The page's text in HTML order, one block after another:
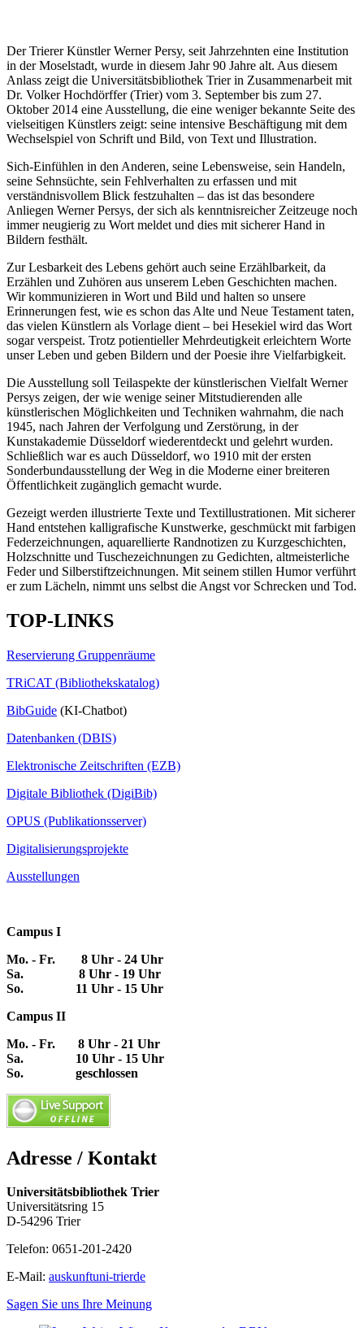
Der Trierer Künstler Werner Persy, seit Jahrzehnten eine Institution
in der Moselstadt, wurde in diesem Jahr 90 Jahre alt. Aus diesem
Anlass zeigt die Universitätsbibliothek Trier in Zusammenarbeit mit
Dr. Volker Hochdörffer (Trier) vom 3. September bis zum 27.
Oktober 2014 eine Ausstellung, die eine weniger bekannte Seite des
vielseitigen Künstlers zeigt: seine intensive Beschäftigung mit dem
Wechselspiel von Schrift und Bild, von Text und Illustration.
Sich-Einfühlen in den Anderen, seine Lebensweise, sein Handeln,
seine Sehnsüchte, sein Fehlverhalten zu erfassen und mit
verständnisvollem Blick festzuhalten – das ist das besondere
Anliegen Werner Persys, der sich als kenntnisreicher Zeitzeuge noch
immer neugierig zu Wort meldet und dies mit sicherer Hand in
Bildern festhält.
Zur Lesbarkeit des Lebens gehört auch seine Erzählbarkeit, da
Erzählen und Zuhören aus unserem Leben Geschichten machen.
Wir kommunizieren in Wort und Bild und halten so unsere
Erinnerungen fest, wie es schon das Alte und Neue Testament taten,
das vielen Künstlern als Vorlage dient – bei Hesekiel wird das Wort
sogar verspeist. Trotz potientieller Mehrdeutigkeit erleichtern Worte
unser Leben und geben Bildern und der Poesie ihre Vielfarbigkeit.
Die Ausstellung soll Teilaspekte der künstlerischen Vielfalt Werner
Persys zeigen, der wie wenige seiner Mitstudierenden alle
künstlerischen Möglichkeiten und Techniken wahrnahm, die nach
1945, nach Jahren der Verfolgung und Zerstörung, in der
Kunstakademie Düsseldorf wiederentdeckt und gelehrt wurden.
Schließlich war es auch Düsseldorf, wo 1910 mit der ersten
Sonderbundausstellung der Weg in die Moderne einer breiteren
Öffentlichkeit zugänglich gemacht wurde.
Gezeigt werden illustrierte Texte und Textillustrationen. Mit sicherer
Hand entstehen kalligrafische Kunstwerke, geschmückt mit farbigen
Federzeichnungen, aquarellierte Randnotizen zu Kurzgeschichten,
Holzschnitte und Tuschezeichnungen zu Gedichten, altmeisterliche
Feder und Silberstiftzeichnungen. Mit seinem stillen Humor verführt
er zum Lächeln, nimmt uns selbst die Angst vor Schrecken und Tod.
TOP-LINKS
Reservierung Gruppenräume
TRiCAT (Bibliothekskatalog)
BibGuide (KI-Chatbot)
Datenbanken (DBIS)
Elektronische Zeitschriften (EZB)
Digitale Bibliothek (DigiBib)
OPUS (Publikationsserver)
Digitalisierungsprojekte
Ausstellungen
Campus I
Mo. - Fr. 8 Uhr - 24 Uhr
Sa. 8 Uhr - 19 Uhr
So. 11 Uhr - 15 Uhr
Campus II
Mo. - Fr. 8 Uhr - 21 Uhr
Sa. 10 Uhr - 15 Uhr
So. geschlossen
Adresse / Kontakt
Universitätsbibliothek Trier
Universitätsring 15
D-54296 Trier
Telefon: 0651-201-2420
E-Mail: auskunftuni-trierde
Sagen Sie uns Ihre Meinung